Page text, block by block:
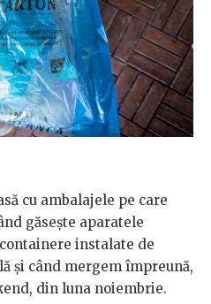
cu ambalajele pe care
găsește aparatele
instalate de
și când mergem împreună,
din luna noiembrie.